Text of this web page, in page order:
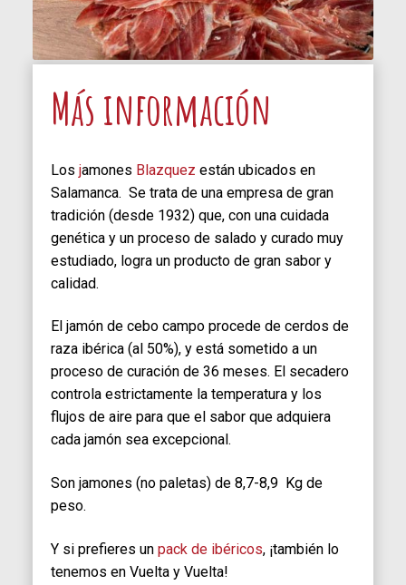
Más información
Los jamones Blazquez están ubicados en
Salamanca. Se trata de una empresa de gran
tradición (desde 1932) que, con una cuidada
genética y un proceso de salado y curado muy
estudiado, logra un producto de gran sabor y
calidad.
El jamón de cebo campo procede de cerdos de
raza ibérica (al 50%), y está sometido a un
proceso de curación de 36 meses. El secadero
controla estrictamente la temperatura y los
flujos de aire para que el sabor que adquiera
cada jamón sea excepcional.
Son jamones (no paletas) de 8,7-8,9 Kg de
peso.
Y si prefieres un pack de ibéricos, ¡también lo
tenemos en Vuelta y Vuelta!